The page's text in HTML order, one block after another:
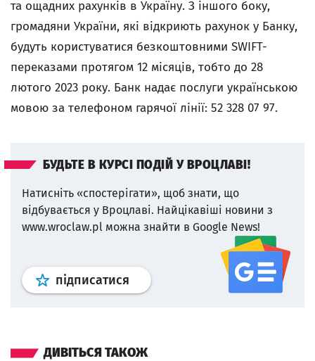
та ощадних рахунків в Україну. З іншого боку,
громадяни України, які відкриють рахунок у Банку,
будуть користуватися безкоштовними SWIFT-
переказами протягом 12 місяців, тобто до 28
лютого 2023 року. Банк надає послуги українською
мовою за телефоном гарячої лінії: 52 328 07 97.
БУДЬТЕ В КУРСІ ПОДІЙ У ВРОЦЛАВІ!
Натисніть «спостерігати», щоб знати, що
відбувається у Вроцлаві. Найцікавіші новини з
www.wroclaw.pl можна знайти в Google News!
підписатися Профіль google news
ДИВІТЬСЯ ТАКОЖ